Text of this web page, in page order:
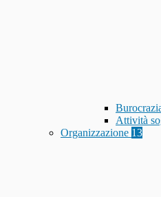
Attività
Organizzazione 13